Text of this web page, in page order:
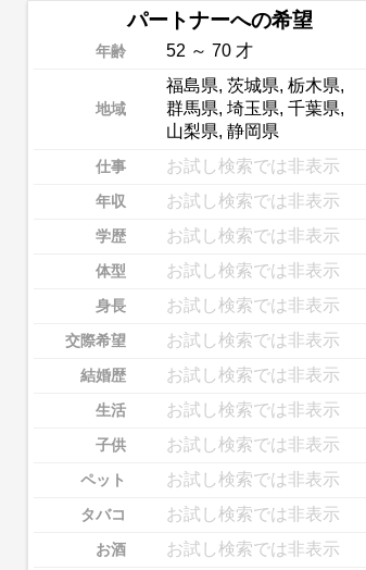
パートナーへの希望
年齢 52 ～ 70 才
地域
福島県, 茨城県, 栃木県,
群馬県, 埼玉県, 千葉県,
山梨県, 静岡県
仕事 お試し検索では非表示
年収 お試し検索では非表示
学歴 お試し検索では非表示
体型 お試し検索では非表示
身長 お試し検索では非表示
交際希望 お試し検索では非表示
結婚歴 お試し検索では非表示
生活 お試し検索では非表示
子供 お試し検索では非表示
ペット お試し検索では非表示
タバコ お試し検索では非表示
お酒 お試し検索では非表示